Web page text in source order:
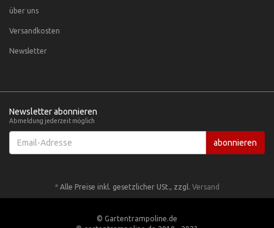
über uns
Versandkosten
Newsletter
Newsletter abonnieren
Abmeldung jederzeit möglich
Adresse
abonnieren
* Alle Preise inkl. gesetzlicher USt., zzgl. Versand
© Gartentrampoline.de